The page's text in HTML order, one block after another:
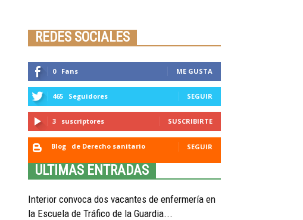
REDES SOCIALES
0 Fans ME GUSTA
465 Seguidores SEGUIR
3 suscriptores SUSCRIBIRTE
Blog de Derecho sanitario SEGUIR
ULTIMAS ENTRADAS
Interior convoca dos vacantes de enfermería en
la Escuela de Tráfico de la Guardia...